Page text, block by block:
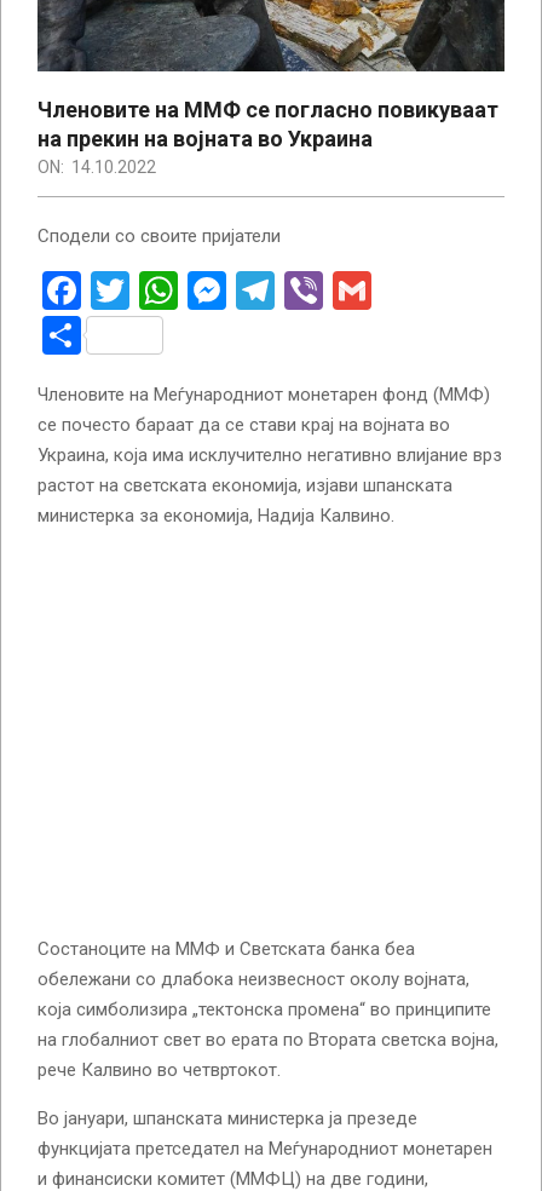
Членовите на ММФ се погласно повикуваат
на прекин на војната во Украина
ON: 14.10.2022
Сподели со своите пријатели
Facebook
Twitter
WhatsApp
Messenger
Telegram
Viber
Share
Членовите на Меѓународниот монетарен фонд (ММФ)
се почесто бараат да се стави крај на војната во
Украина, која има исклучително негативно влијание врз
растот на светската економија, изјави шпанската
министерка за економија, Надија Калвино.
Состаноците на ММФ и Светската банка беа
обележани со длабока неизвесност околу војната,
која симболизира „тектонска промена“ во принципите
на глобалниот свет во ерата по Втората светска војна,
рече Калвино во четвртокот.
Во јануари, шпанската министерка ја презеде
функцијата претседател на Меѓународниот монетарен
и финансиски комитет (ММФЦ) на две години,